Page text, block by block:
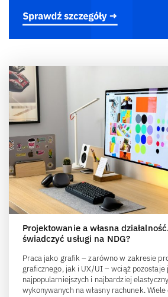
Projektowanie a własna
świadczyć usługi na NDG?
Praca jako grafik – zarówno w zakresie
graficznego, jak i UX/UI – wciąż pozostaje
najpopularniejszych i najbardziej
wykonywanych na własny rachunek.